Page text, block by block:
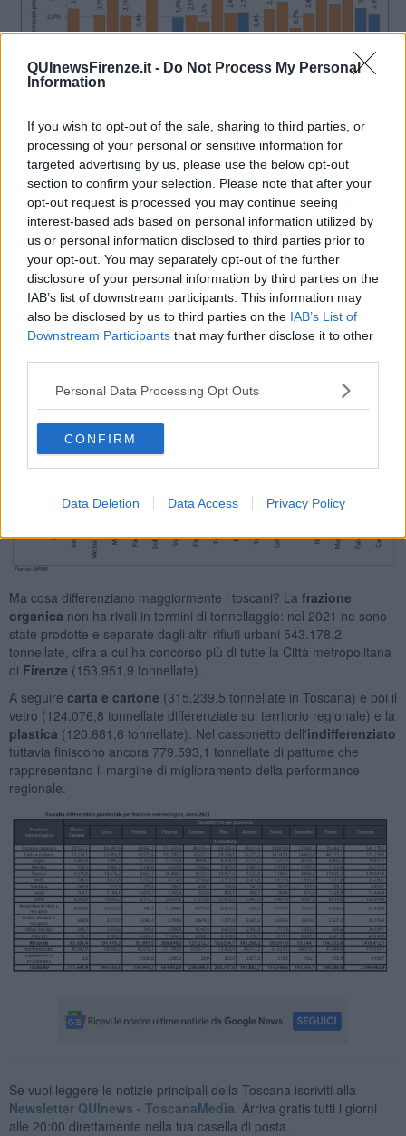
QUInewsFirenze.it - Do Not Process My Personal
Information
If you wish to opt-out of the sale, sharing to third parties, or
processing of your personal or sensitive information for
targeted advertising by us, please use the below opt-out
section to confirm your selection. Please note that after your
opt-out request is processed you may continue seeing
interest-based ads based on personal information utilized by
us or personal information disclosed to third parties prior to
your opt-out. You may separately opt-out of the further
disclosure of your personal information by third parties on the
IAB’s list of downstream participants. This information may
also be disclosed by us to third parties on the IAB’s List of
Downstream Participants that may further disclose it to other
Personal Data Processing Opt Outs
CONFIRM
Data Deletion Data Access Privacy Policy
A livello provinciale, alcuni territori toscani superano la soglia
obiettivo del 65% di raccolta differenziata: sono
Pisa
(68,9%),
Firenze (68,9%),Prato(73,4%) eLucca (76,7%). Ma attenzione,
perché la percentuale di Prato le assicura il primato nazionale di
raccolta differenziata stringendo la lente sulle grandi città, quelle
con più di 200mila abitanti.
Ma cosa differenziano maggiormente i toscani? La frazione
organica non ha rivali in termini di tonnellaggio: nel 2021 ne sono
state prodotte e separate dagli altri rifiuti urbani 543.178,2
tonnellate, cifra a cui ha concorso più di tutte la Città metropolitana
di Firenze (153.951,9 tonnellate).
A seguire carta e cartone (315.239,5 tonnellate in Toscana) e poi il
vetro (124.076,8 tonnellate differenziate sul territorio regionale) e la
plastica (120.681,6 tonnellate). Nel cassonetto dell'indifferenziato
tuttavia finiscono ancora 779.593,1 tonnellate di pattume che
rappresentano il margine di miglioramento della performance
regionale.
Se vuoi leggere le notizie principali della Toscana iscriviti alla
Newsletter QUInews - ToscanaMedia. Arriva gratis tutti i giorni
alle 20:00 direttamente nella tua casella di posta.